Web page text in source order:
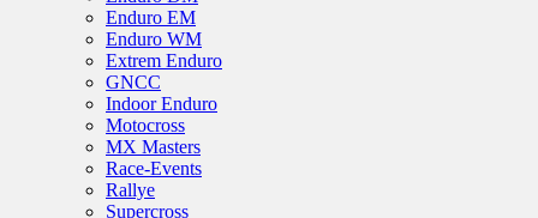
Enduro EM
Enduro WM
Extrem Enduro
GNCC
Indoor Enduro
Motocross
MX Masters
Race-Events
Rallye
Supercross